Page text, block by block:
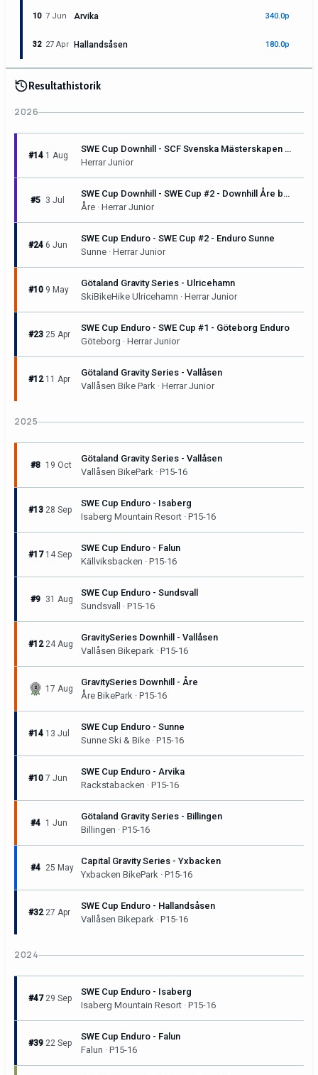
10 7 Jun Arvika 340.0p
32 27 Apr Hallandsåsen 180.0p
Resultathistorik
2026
#14 1 Aug
SWE Cup Downhill - SCF Svenska Mästerskapen & SWE Cup #3 - Downhill Sunne
Herrar Junior
#5 3 Jul
SWE Cup Downhill - SWE Cup #2 - Downhill Åre by Pirelli
Åre · Herrar Junior
#24 6 Jun
SWE Cup Enduro - SWE Cup #2 - Enduro Sunne
Sunne · Herrar Junior
#10 9 May
Götaland Gravity Series - Ulricehamn
SkiBikeHike Ulricehamn · Herrar Junior
#23 25 Apr
SWE Cup Enduro - SWE Cup #1 - Göteborg Enduro
Göteborg · Herrar Junior
#12 11 Apr
Götaland Gravity Series - Vallåsen
Vallåsen Bike Park · Herrar Junior
2025
#8 19 Oct
Götaland Gravity Series - Vallåsen
Vallåsen BikePark · P15-16
#13 28 Sep
SWE Cup Enduro - Isaberg
Isaberg Mountain Resort · P15-16
#17 14 Sep
SWE Cup Enduro - Falun
Källviksbacken · P15-16
#9 31 Aug
SWE Cup Enduro - Sundsvall
Sundsvall · P15-16
#12 24 Aug
GravitySeries Downhill - Vallåsen
Vallåsen Bikepark · P15-16
17 Aug
GravitySeries Downhill - Åre
Åre BikePark · P15-16
#14 13 Jul
SWE Cup Enduro - Sunne
Sunne Ski & Bike · P15-16
#10 7 Jun
SWE Cup Enduro - Arvika
Rackstabacken · P15-16
#4 1 Jun
Götaland Gravity Series - Billingen
Billingen · P15-16
#4 25 May
Capital Gravity Series - Yxbacken
Yxbacken BikePark · P15-16
#32 27 Apr
SWE Cup Enduro - Hallandsåsen
Vallåsen Bikepark · P15-16
2024
#47 29 Sep
SWE Cup Enduro - Isaberg
Isaberg Mountain Resort · P15-16
#39 22 Sep
SWE Cup Enduro - Falun
Falun · P15-16